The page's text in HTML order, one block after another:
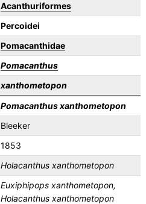
Acanthuriformes
Percoidei
Pomacanthidae
Pomacanthus
xanthometopon
Pomacanthus xanthometopon
Bleeker
1853
Holacanthus xanthometopon
Euxiphipops xanthometopon,
Holacanthus xanthometopon